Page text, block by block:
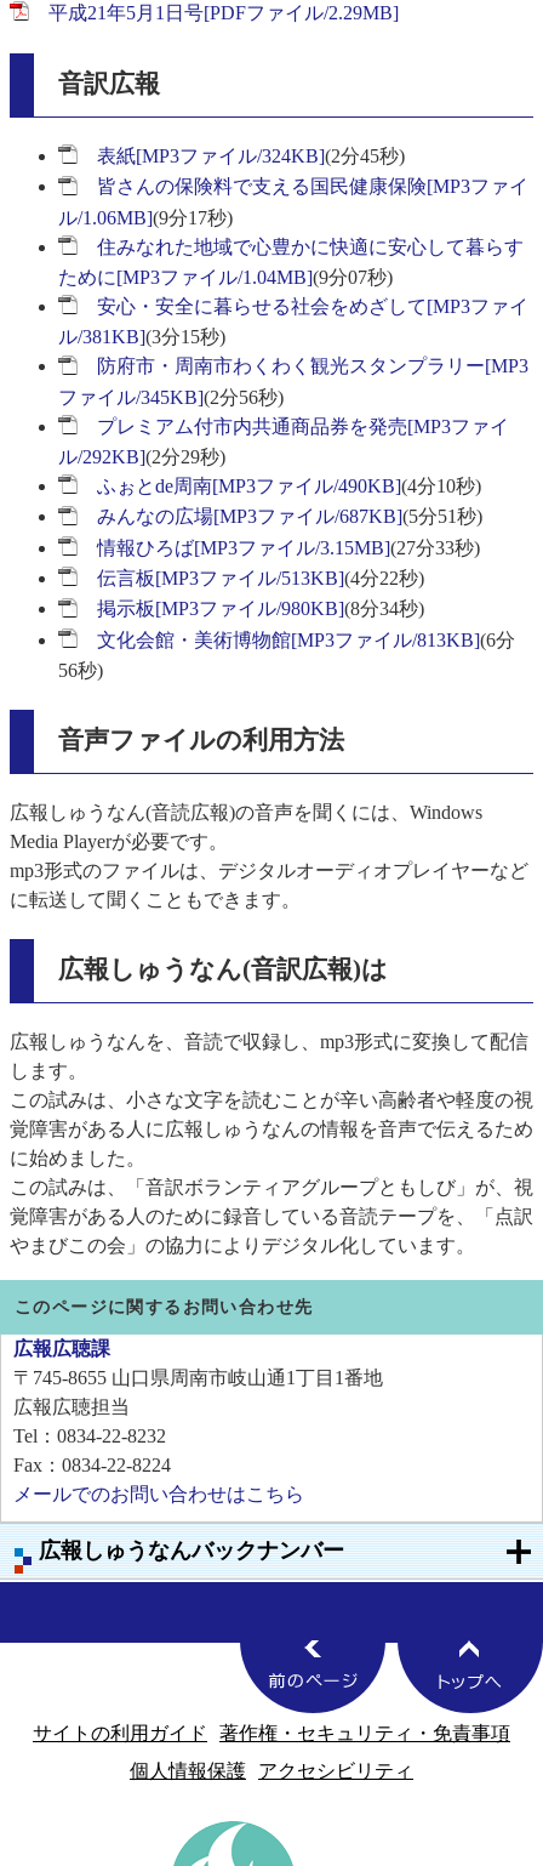
広報しゅうなんバックナンバー
平成21年5月1日号[PDFファイル/2.29MB]
音訳広報
表紙[MP3ファイル/324KB](2分45秒)
皆さんの保険料で支える国民健康保険[MP3ファイ
ル/1.06MB](9分17秒)
住みなれた地域で心豊かに快適に安心して暮らす
ために[MP3ファイル/1.04MB](9分07秒)
安心・安全に暮らせる社会をめざして[MP3ファイ
ル/381KB](3分15秒)
防府市・周南市わくわく観光スタンプラリー[MP3
ファイル/345KB](2分56秒)
プレミアム付市内共通商品券を発売[MP3ファイ
ル/292KB](2分29秒)
ふぉとde周南[MP3ファイル/490KB](4分10秒)
みんなの広場[MP3ファイル/687KB](5分51秒)
情報ひろば[MP3ファイル/3.15MB](27分33秒)
伝言板[MP3ファイル/513KB](4分22秒)
掲示板[MP3ファイル/980KB](8分34秒)
文化会館・美術博物館[MP3ファイル/813KB](6分
56秒)
音声ファイルの利用方法
広報しゅうなん(音読広報)の音声を聞くには、Windows
Media Playerが必要です。
mp3形式のファイルは、デジタルオーディオプレイヤーなど
に転送して聞くこともできます。
広報しゅうなん(音訳広報)は
広報しゅうなんを、音読で収録し、mp3形式に変換して配信
します。
この試みは、小さな文字を読むことが辛い高齢者や軽度の視
覚障害がある人に広報しゅうなんの情報を音声で伝えるため
に始めました。
この試みは、「音訳ボランティアグループともしび」が、視
覚障害がある人のために録音している音読テープを、「点訳
やまびこの会」の協力によりデジタル化しています。
このページに関するお問い合わせ先
広報広聴課
〒745-8655 山口県周南市岐山通1丁目1番地
広報広聴担当
Tel：0834-22-8232
Fax：0834-22-8224
メールでのお問い合わせはこちら
サイトの利用ガイド
著作権・セキュリティ・免責事項
個人情報保護
アクセシビリティ